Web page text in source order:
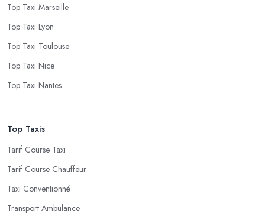
Top Taxi Marseille
Top Taxi Lyon
Top Taxi Toulouse
Top Taxi Nice
Top Taxi Nantes
Top Taxis
Tarif Course Taxi
Tarif Course Chauffeur
Taxi Conventionné
Transport Ambulance